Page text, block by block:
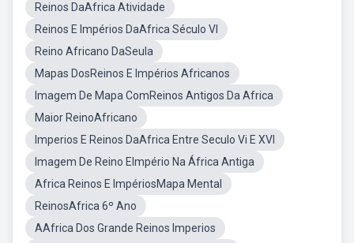
Reinos DaAfrica Atividade
Reinos E Impérios DaAfrica Século VI
Reino Africano DaSeula
Mapas DosReinos E Impérios Africanos
Imagem De Mapa ComReinos Antigos Da Africa
Maior ReinoAfricano
Imperios E Reinos DaAfrica Entre Seculo Vi E XVI
Imagem De Reino EImpério Na África Antiga
Africa Reinos E ImpériosMapa Mental
ReinosAfrica 6º Ano
AAfrica Dos Grande Reinos Imperios